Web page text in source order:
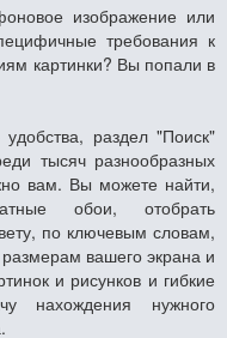
изображение или
требования к
картинки? Вы попали в
раздел "Поиск"
тысяч разнообразных
вам. Вы можете найти,
обои, отобрать
по ключевым словам,
вашего экрана и
и рисунков и гибкие
нахождения нужного